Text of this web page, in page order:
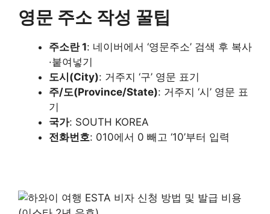
영문 주소 작성 꿀팁
주소란 1: 네이버에서 ‘영문주소’ 검색 후 복사
·붙여넣기
도시(City): 거주지 ‘구’ 영문 표기
주/도(Province/State): 거주지 ‘시’ 영문 표
기
국가: SOUTH KOREA
전화번호: 010에서 0 빼고 ‘10’부터 입력